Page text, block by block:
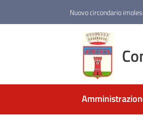
Nuovo circondario